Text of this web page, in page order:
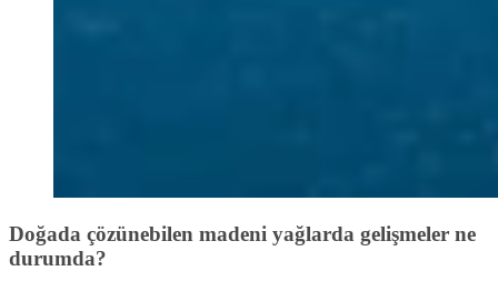
Doğada çözünebilen madeni yağlarda gelişmeler ne
durumda?